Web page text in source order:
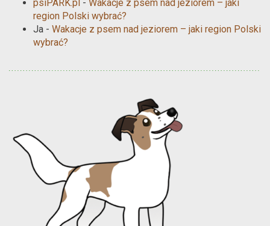
psiPARK.pl - Wakacje z psem nad jeziorem – jaki
region Polski wybrać?
Ja - Wakacje z psem nad jeziorem – jaki region Polski
wybrać?